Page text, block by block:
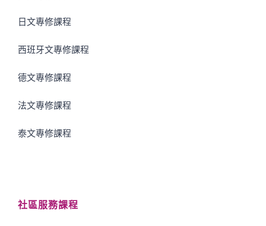
日文專修課程
西班牙文專修課程
德文專修課程
法文專修課程
泰文專修課程
社區服務課程